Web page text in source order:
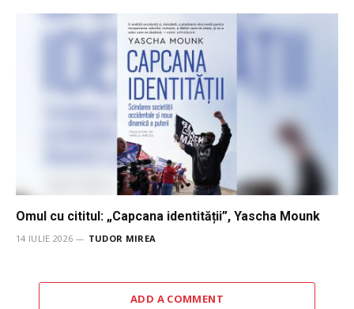
Omul cu cititul: „Capcana identității”, Yascha Mounk
14 IULIE 2026 TUDOR MIREA
ADD A COMMENT